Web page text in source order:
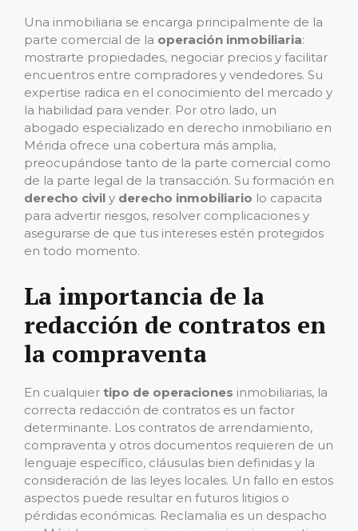
Una inmobiliaria se encarga principalmente de la
parte comercial de la operación inmobiliaria:
mostrarte propiedades, negociar precios y facilitar
encuentros entre compradores y vendedores. Su
expertise radica en el conocimiento del mercado y
la habilidad para vender. Por otro lado, un
abogado especializado en derecho inmobiliario en
Mérida ofrece una cobertura más amplia,
preocupándose tanto de la parte comercial como
de la parte legal de la transacción. Su formación en
derecho civil y derecho inmobiliario lo capacita
para advertir riesgos, resolver complicaciones y
asegurarse de que tus intereses estén protegidos
en todo momento.
La importancia de la
redacción de contratos en
la compraventa
En cualquier tipo de operaciones inmobiliarias, la
correcta redacción de contratos es un factor
determinante. Los contratos de arrendamiento,
compraventa y otros documentos requieren de un
lenguaje específico, cláusulas bien definidas y la
consideración de las leyes locales. Un fallo en estos
aspectos puede resultar en futuros litigios o
pérdidas económicas. Reclamalia es un despacho